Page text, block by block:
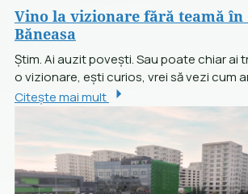
Vino la vizionare fără teamă în
Băneasa
Știm. Ai auzit povești. Sau poate chiar ai
o vizionare, ești curios, vrei să vezi cum
Citește mai mult